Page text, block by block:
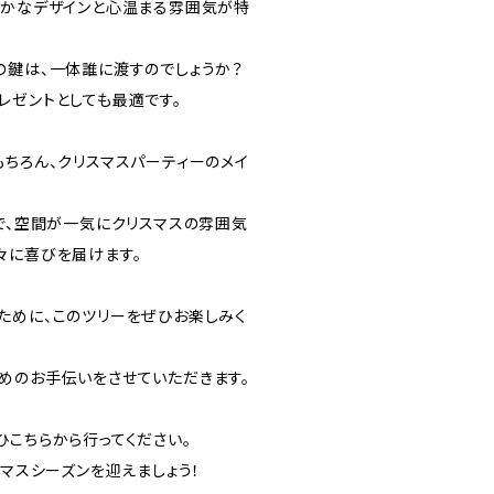
なデザインと心温まる雰囲気が特
は、一体誰に渡すのでしょうか？
ントとしても最適です。
ろん、クリスマスパーティーのメイ
空間が一気にクリスマスの雰囲気
喜びを届けます。
に、このツリーをぜひお楽しみく
お手伝いをさせていただきます。
ちらから行ってください。
スシーズンを迎えましょう！